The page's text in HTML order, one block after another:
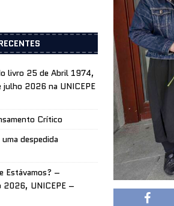
livro 25 de Abril 1974,
julho 2026 na UNICEPE
Crítico
despedida
Estávamos? –
2026, UNICEPE –